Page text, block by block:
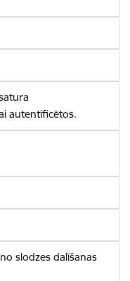
autentificētos.
slodzes dalīšanas